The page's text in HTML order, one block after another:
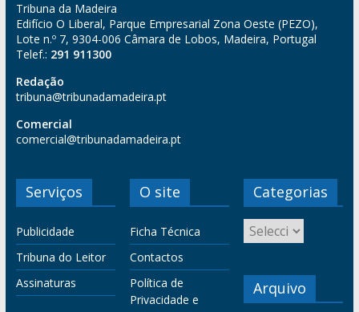
Tribuna da Madeira
Edifício O Liberal, Parque Empresarial Zona Oeste (PEZO),
Lote n.º 7, 9304-006 Câmara de Lobos, Madeira, Portugal
Telef.: 291 911300
Redação
tribuna@tribunadamadeira.pt
Comercial
comercial@tribunadamadeira.pt
Serviços
Publicidade
Tribuna do Leitor
Assinaturas
O site
Ficha Técnica
Contactos
Política de
Privacidade e
Categorias
Arquivo